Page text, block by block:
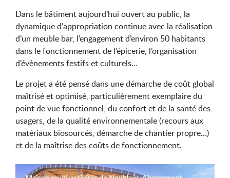
Dans le bâtiment aujourd’hui ouvert au public, la
dynamique d’appropriation continue avec la réalisation
d’un meuble bar, l’engagement d’environ 50 habitants
dans le fonctionnement de l’épicerie, l’organisation
d’évènements festifs et culturels…
Le projet a été pensé dans une démarche de coût global
maîtrisé et optimisé, particulièrement exemplaire du
point de vue fonctionnel, du confort et de la santé des
usagers, de la qualité environnementale (recours aux
matériaux biosourcés, démarche de chantier propre…)
et de la maîtrise des coûts de fonctionnement.